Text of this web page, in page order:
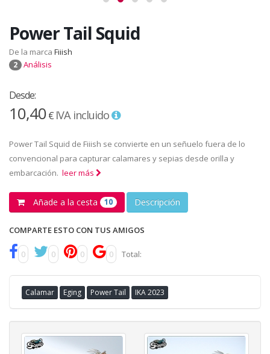
Power Tail Squid
De la marca Fiiish
2 Análisis
Desde:
10,40€ IVA incluido
Power Tail Squid de Fiiish se convierte en un señuelo fuera de lo
convencional para capturar calamares y sepias desde orilla y
embarcación. leer más
Añade a la cesta 10 Descripción
COMPARTE ESTO CON TUS AMIGOS
0 0 0 0 Total:
Calamar Eging Power Tail IKA 2023